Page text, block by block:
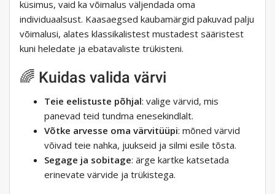
küsimus, vaid ka võimalus väljendada oma
individuaalsust. Kaasaegsed kaubamärgid pakuvad palju
võimalusi, alates klassikalistest mustadest sääristest
kuni heledate ja ebatavaliste trükisteni.
🌈 Kuidas valida värvi
Teie eelistuste põhjal: valige värvid, mis
panevad teid tundma enesekindlalt.
Võtke arvesse oma värvitüüpi: mõned värvid
võivad teie nahka, juukseid ja silmi esile tõsta.
Segage ja sobitage: ärge kartke katsetada
erinevate värvide ja trükistega.